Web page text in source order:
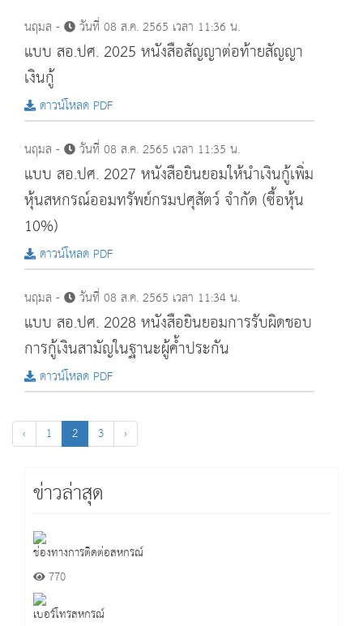
นฤมล - วันที่ 08 ส.ค. 2565 เวลา 11:36 น.
แบบ สอ.ปศ. 2025 หนังสือสัญญาต่อท้ายสัญญา
เงินกู้
ดาวน์โหลด PDF
นฤมล -
วันที่ 08 ส.ค. 2565 เวลา 11:35 น.
แบบ สอ.ปศ. 2027 หนังสือยินยอมให้นำเงินกู้เพิ่ม
หุ้นสหกรณ์ออมทรัพย์กรมปศุสัตว์ จำกัด (ซื้อหุ้น
10%)
ดาวน์โหลด PDF
นฤมล -
วันที่ 08 ส.ค. 2565 เวลา 11:34 น.
แบบ สอ.ปศ. 2028 หนังสือยินยอมการรับผิดชอบ
การกู้เงินสามัญในฐานะผู้ค้ำประกัน
ดาวน์โหลด PDF
‹ 1 2 3 ›
ข่าวล่าสุด
ช่องทางการติดต่อสหกรณ์
770
เบอร์โทรสหกรณ์